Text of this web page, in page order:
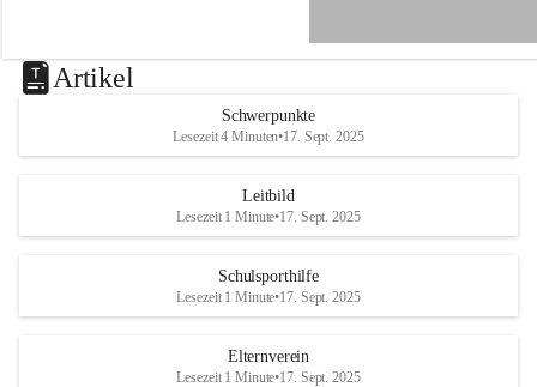
u
a
e
x
Artikel
Schwerpunkte
Lesezeit 4 Minuten•17. Sept. 2025
Leitbild
Lesezeit 1 Minute•17. Sept. 2025
Schulsporthilfe
Lesezeit 1 Minute•17. Sept. 2025
Elternverein
Lesezeit 1 Minute•17. Sept. 2025